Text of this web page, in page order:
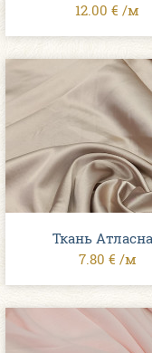
12.00 € /м
Ткань
7.80 € /м